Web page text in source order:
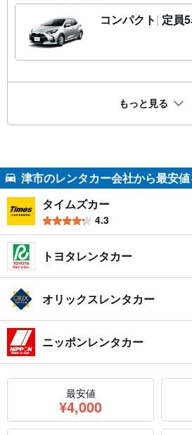
コンパクト 定員
もっと見る
津市のレンタカー会社から最安
タイムズカー
4.3
トヨタレンタカー
オリックスレンタカー
ニッポンレンタカー
最安値
¥4,000
円